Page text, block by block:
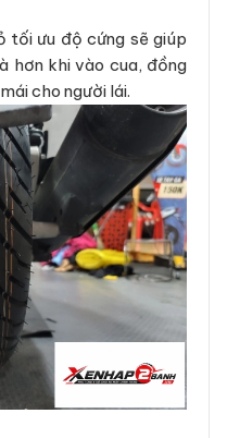
tối ưu độ cứng sẽ giúp
hơn khi vào cua, đồng
cho người lái.